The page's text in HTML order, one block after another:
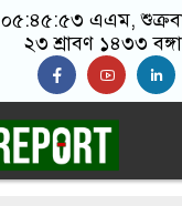
০৫:৪৫:৫৪ এএম,
২৩ শ্রাবণ ১৪৩৩